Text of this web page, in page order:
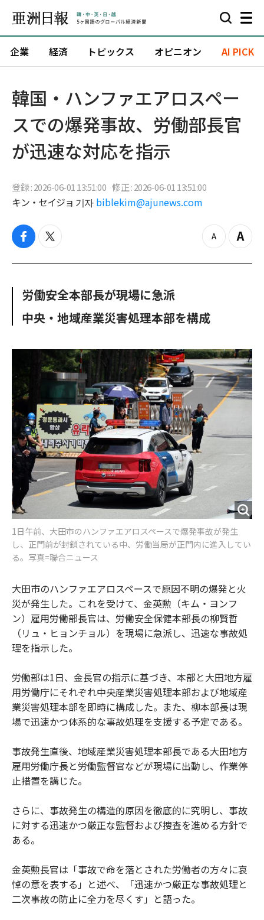
企業 経済 トピックス オピニオン AI PICK
韓国・ハンファエアロスペー
スでの爆発事故、労働部長官
が迅速な対応を指示
登録 : 2026-06-01 13:51:00 修正 : 2026-06-01 13:51:00
キン・セイジョ 기자 biblekim@ajunews.com
f
c
o
k
t
i
e
z
o
Z
o
労働安全本部長が現場に急派
中央・地域産業災害処理本部を構成
1日午前、大田市のハンファエアロスペースで爆発事故が発生
し、正門前が封鎖されている中、労働当局が正門内に進入してい
る。写真=聯合ニュース
大田市のハンファエアロスペースで原因不明の爆発と火
災が発生した。これを受けて、金英勲（キム・ヨンフ
ン）雇用労働部長官は、労働安全保健本部長の柳賢哲
（リュ・ヒョンチョル）を現場に急派し、迅速な事故処
理を指示した。
労働部は1日、金長官の指示に基づき、本部と大田地方雇
用労働庁にそれぞれ中央産業災害処理本部および地域産
業災害処理本部を即時に構成した。また、柳本部長は現
場で迅速かつ体系的な事故処理を支援する予定である。
事故発生直後、地域産業災害処理本部長である大田地方
雇用労働庁長と労働監督官などが現場に出動し、作業停
止措置を講じた。
さらに、事故発生の構造的原因を徹底的に究明し、事故
に対する迅速かつ厳正な監督および捜査を進める方針で
ある。
金英勲長官は「事故で命を落とされた労働者の方々に哀
悼の意を表する」と述べ、「迅速かつ厳正な事故処理と
二次事故の防止に全力を尽くす」と語った。